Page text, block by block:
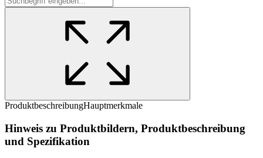
ProduktbeschreibungHauptmerkmale
Hinweis zu Produktbildern, Produktbeschreibung
und Spezifikation